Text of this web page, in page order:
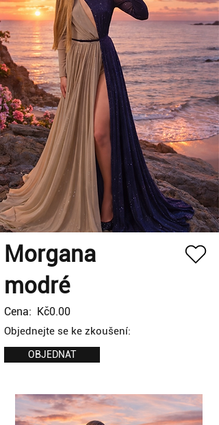
Morgana
modré
Cena: Kč0.00
Objednejte se ke zkoušení:
OBJEDNAT